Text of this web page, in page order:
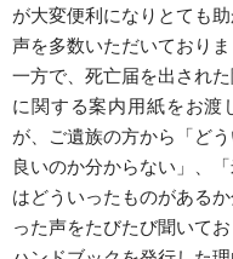
が大変便利になりとても
声を多数いただいておりま
一方で、死亡届を出され
に関する案内用紙をお渡
が、ご遺族の方から「ど
良いのか分からない」、
はどういったものがある
った声をたびたび聞いてお